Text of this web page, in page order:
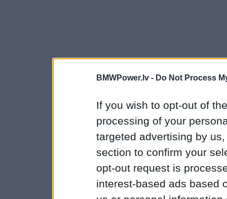
BMWPower.lv - Do Not Process
If you wish to opt-out of
processing of your
targeted advertising by
section to confirm your
opt-out request is
interest-based ads based